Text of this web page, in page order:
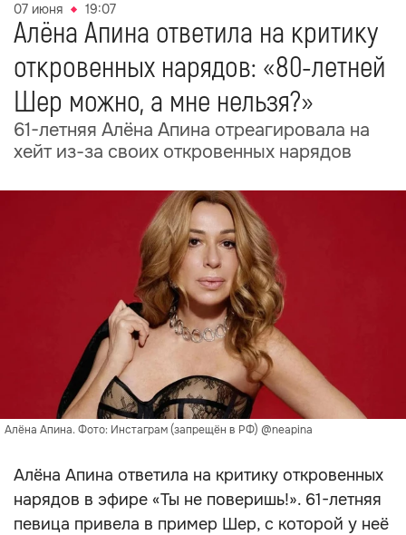
07 июня 19:07
Алёна Апина ответила на критику
откровенных нарядов: «80-летней
Шер можно, а мне нельзя?»
61-летняя Алёна Апина отреагировала на
хейт из-за своих откровенных нарядов
Алёна Апина. Фото: Инстаграм (запрещён в РФ) @neapina
Алёна Апина ответила на критику откровенных
нарядов в эфире «Ты не поверишь!». 61-летняя
певица привела в пример Шер, с которой у неё